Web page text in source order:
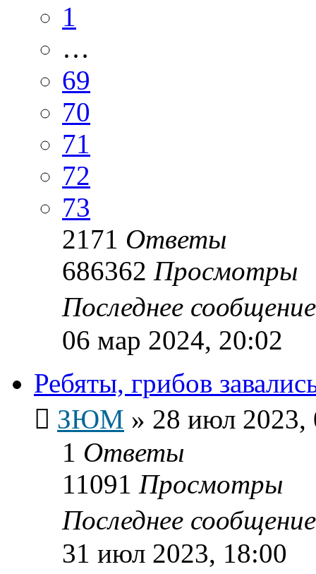
1
…
69
70
71
72
73
2171 Ответы
686362 Просмотры
Последнее
06 мар 2024, 20:02
Ребяты, грибов
ЗЮМ » 28 июл 2023,
1 Ответы
11091 Просмотры
Последнее
31 июл 2023, 18:00